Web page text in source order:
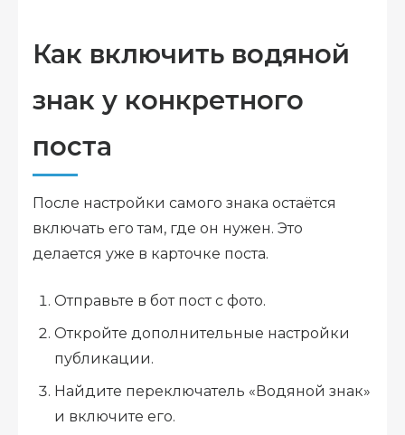
Как включить водяной
знак у конкретного
поста
После настройки самого знака остаётся
включать его там, где он нужен. Это
делается уже в карточке поста.
Отправьте в бот пост с фото.
Откройте дополнительные настройки
публикации.
Найдите переключатель «Водяной знак»
и включите его.